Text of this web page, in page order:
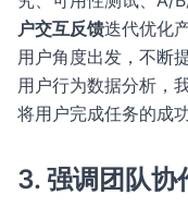
户交互反馈迭代优化
用户角度出发，不断
用户行为数据分析，
将用户完成任务的成
3. 强调团队协